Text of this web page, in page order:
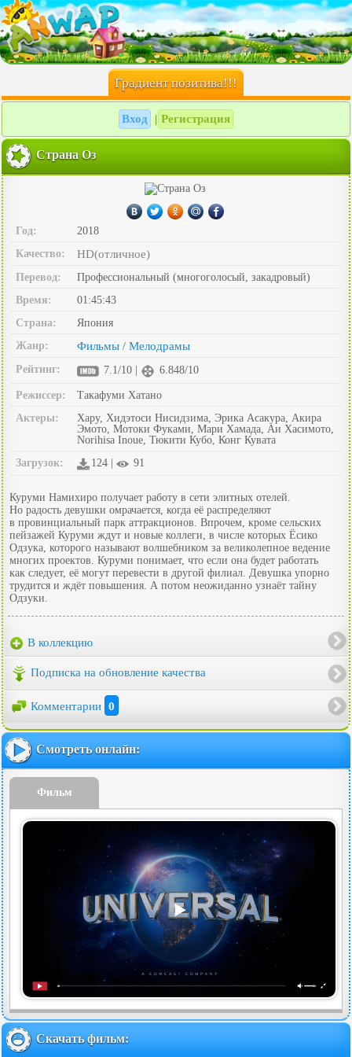
Градиент позитива!!!
Вход Регистрация
Страна Оз
Год:
2018
Качество:
HD(отличное)
Перевод:
Профессиональный (многоголосый, закадровый)
Время:
01:45:43
Страна:
Япония
Жанр:
Фильмы / Мелодрамы
Рейтинг: 7.1/10 | 6.848/10
Режиссер:
Такафуми Хатано
Актеры:
Хару, Хидэтоси Нисидзима, Эрика Асакура, Акира
Эмото, Мотоки Фуками, Мари Хамада, Аи Хасимото,
Norihisa Inoue, Тюкити Кубо, Конг Кувата
Загрузок:
124 | 91
Куруми Намихиро получает работу в сети элитных отелей.
Но радость девушки омрачается, когда её распределяют
в провинциальный парк аттракционов. Впрочем, кроме сельских
пейзажей Куруми ждут и новые коллеги, в числе которых Ёсико
Одзука, которого называют волшебником за великолепное ведение
многих проектов. Куруми понимает, что если она будет работать
как следует, её могут перевести в другой филиал. Девушка упорно
трудится и ждёт повышения. А потом неожиданно узнаёт тайну
Одзуки.
В коллекцию
Подписка на обновление качества
Комментарии 0
Смотреть онлайн:
Фильм
Скачать фильм: